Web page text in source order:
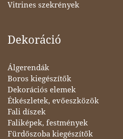
Vitrines szekrények
Dekoráció
Álgerendák
Boros kiegészítők
Dekorációs elemek
Étkészletek, evőeszközök
Fali díszek
Faliképek, festmények
Fürdőszoba kiegészítők